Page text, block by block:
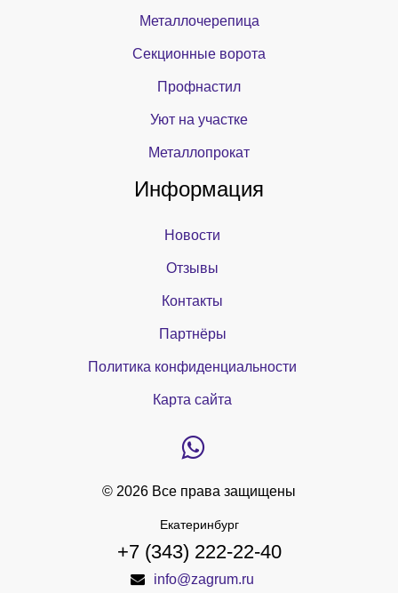
Металлочерепица
Секционные ворота
Профнастил
Уют на участке
Металлопрокат
Информация
Новости
Отзывы
Контакты
Партнёры
Политика конфиденциальности
Карта сайта
© 2026 Все права защищены
Екатеринбург
+7 (343) 222-22-40
info@zagrum.ru